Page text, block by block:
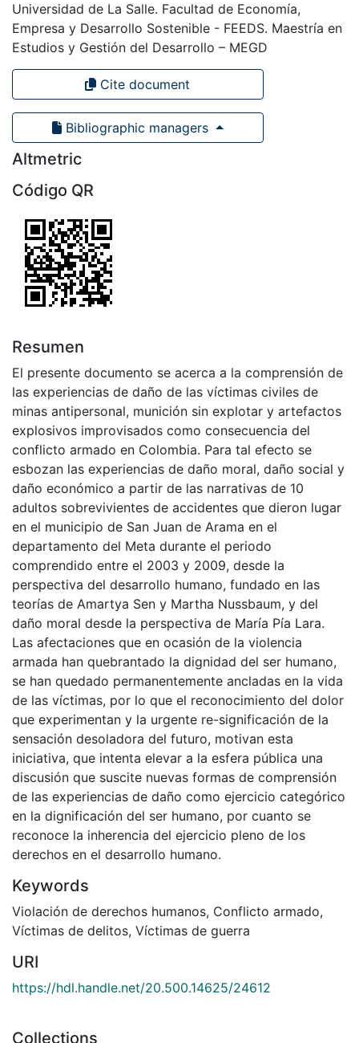
Universidad de La Salle. Facultad de Economía,
Empresa y Desarrollo Sostenible - FEEDS. Maestría en
Estudios y Gestión del Desarrollo – MEGD
Cite document
Bibliographic managers
Altmetric
Código QR
Resumen
El presente documento se acerca a la comprensión de
las experiencias de daño de las víctimas civiles de
minas antipersonal, munición sin explotar y artefactos
explosivos improvisados como consecuencia del
conflicto armado en Colombia. Para tal efecto se
esbozan las experiencias de daño moral, daño social y
daño económico a partir de las narrativas de 10
adultos sobrevivientes de accidentes que dieron lugar
en el municipio de San Juan de Arama en el
departamento del Meta durante el periodo
comprendido entre el 2003 y 2009, desde la
perspectiva del desarrollo humano, fundado en las
teorías de Amartya Sen y Martha Nussbaum, y del
daño moral desde la perspectiva de María Pía Lara.
Las afectaciones que en ocasión de la violencia
armada han quebrantado la dignidad del ser humano,
se han quedado permanentemente ancladas en la vida
de las víctimas, por lo que el reconocimiento del dolor
que experimentan y la urgente re-significación de la
sensación desoladora del futuro, motivan esta
iniciativa, que intenta elevar a la esfera pública una
discusión que suscite nuevas formas de comprensión
de las experiencias de daño como ejercicio categórico
en la dignificación del ser humano, por cuanto se
reconoce la inherencia del ejercicio pleno de los
derechos en el desarrollo humano.
Keywords
Violación de derechos humanos, Conflicto armado,
Víctimas de delitos, Víctimas de guerra
URI
https://hdl.handle.net/20.500.14625/24612
Collections